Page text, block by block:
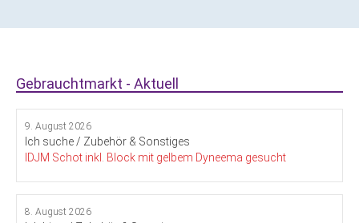
Gebrauchtmarkt - Aktuell
9. August 2026
Ich suche / Zubehör & Sonstiges
IDJM Schot inkl. Block mit gelbem Dyneema gesucht
8. August 2026